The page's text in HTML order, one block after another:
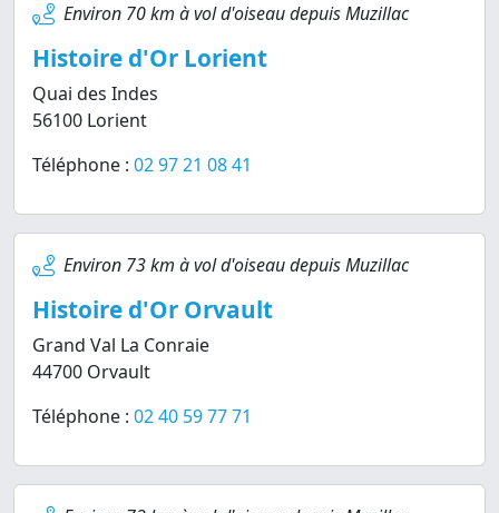
Environ 70 km à vol d'oiseau depuis Muzillac
Histoire d'Or Lorient
Quai des Indes
56100 Lorient
Téléphone : 02 97 21 08 41
Environ 73 km à vol d'oiseau depuis Muzillac
Histoire d'Or Orvault
Grand Val La Conraie
44700 Orvault
Téléphone : 02 40 59 77 71